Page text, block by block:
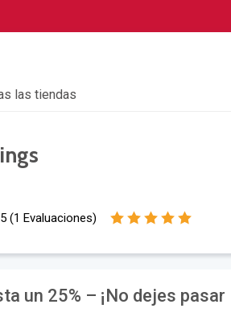
las tiendas
5 (1 Evaluaciones)
un 25% – ¡No dejes pasar